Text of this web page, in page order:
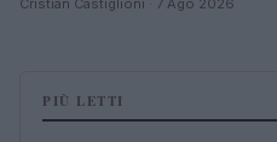
PIÙ LETTI